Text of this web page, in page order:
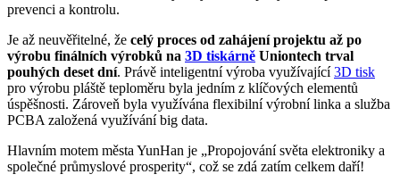
prevenci a kontrolu.
Je až neuvěřitelné, že celý proces od zahájení projektu až po
výrobu finálních výrobků na 3D tiskárně Uniontech trval
pouhých deset dní. Právě inteligentní výroba využívající3D tisk
pro výrobu pláště teploměru byla jedním z klíčových elementů
úspěšnosti. Zároveň byla využívána flexibilní výrobní linka a služba
PCBA založená využívání big data.
Hlavním motem města YunHan je „Propojování světa elektroniky a
společné průmyslové prosperity“, což se zdá zatím celkem daří!